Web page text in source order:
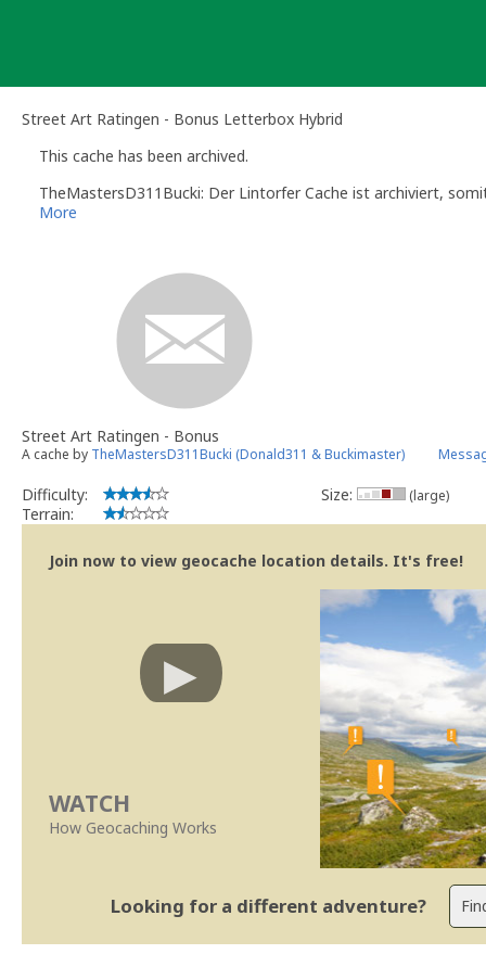
Street Art Ratingen - Bonus Letterbox Hybrid
This cache has been archived.
TheMastersD311Bucki: Der Lintorfer Cache ist archiviert,
More
Street Art Ratingen - Bonus
A cache by TheMastersD311Bucki (Donald311 & Buckimaster)
Difficulty:
Terrain:
Size: (large)
Join now to view geocache location details. It's free!
WATCH
How Geocaching Works
Looking for a different adventure?